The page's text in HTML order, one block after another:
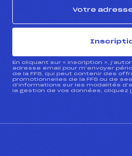
En cliquant sur « inscription »,
adresse email pour m’envoyer
de la FFS, qui peut contenir des
promotionnelles de la FFS ou de
d’informations sur les modalités
la gestion de vos données, cliquez